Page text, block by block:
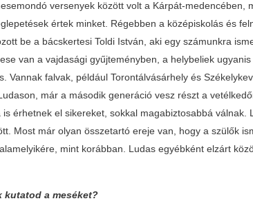
versenyek között volt a Kárpát-
értek minket. Régebben a középiskolás és
be a bácskertesi Toldi István, aki egy számunkra
van a vajdasági gyűjteményben, a helybeliek
Vannak falvak, például Torontálvásárhely és
már a második generáció vesz részt a
érhetnek el sikereket, sokkal magabiztosabbá
Most már olyan összetartó ereje van, hogy a szülők
mint korábban. Ludas egyébként elzárt
kutatod a meséket?